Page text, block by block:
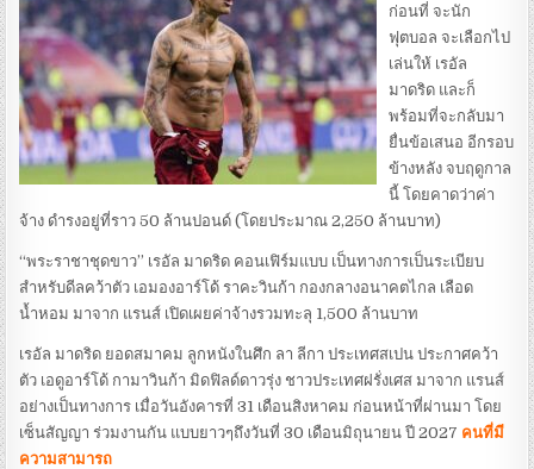
ก่อนที่ จะนัก
ฟุตบอล จะเลือกไป
เล่นให้ เรอัล
มาดริด และก็
พร้อมที่จะกลับมา
ยื่นข้อเสนอ อีกรอบ
ข้างหลัง จบฤดูกาล
นี้ โดยคาดว่าค่า
จ้าง ดำรงอยู่ที่ราว 50 ล้านปอนด์ (โดยประมาณ 2,250 ล้านบาท)
“พระราชาชุดขาว” เรอัล มาดริด คอนเฟิร์มแบบ เป็นทางการเป็นระเบียบ
สำหรับดีลคว้าตัว เอมองอาร์โด้ ราคะวินก้า กองกลางอนาคตไกล เลือด
น้ำหอม มาจาก แรนส์ เปิดเผยค่าจ้างรวมทะลุ 1,500 ล้านบาท
เรอัล มาดริด ยอดสมาคม ลูกหนังในศึก ลา ลีกา ประเทศสเปน ประกาศคว้า
ตัว เอดูอาร์โด้ กามาวินก้า มิดฟิลด์ดาวรุ่ง ชาวประเทศฝรั่งเศส มาจาก แรนส์
อย่างเป็นทางการ เมื่อวันอังคารที่ 31 เดือนสิงหาคม ก่อนหน้าที่ผ่านมา โดย
เซ็นสัญญา ร่วมงานกัน แบบยาวๆถึงวันที่ 30 เดือนมิถุนายน ปี 2027 คนที่มี
ความสามารถ